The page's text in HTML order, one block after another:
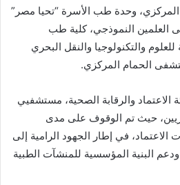
وحدة طب الأسرة “تحيا مصر”
النموذجي، كلية طب
والتكنولوجيا والنقل البحري
الحمام المركزي.
الاعتماد والرقابة الصحية، مستشفيي
حيث تم الوقوف على مدى
الاعتماد، في إطار الجهود الرامية إلى
البنية المؤسسية للمنشآت الطبية